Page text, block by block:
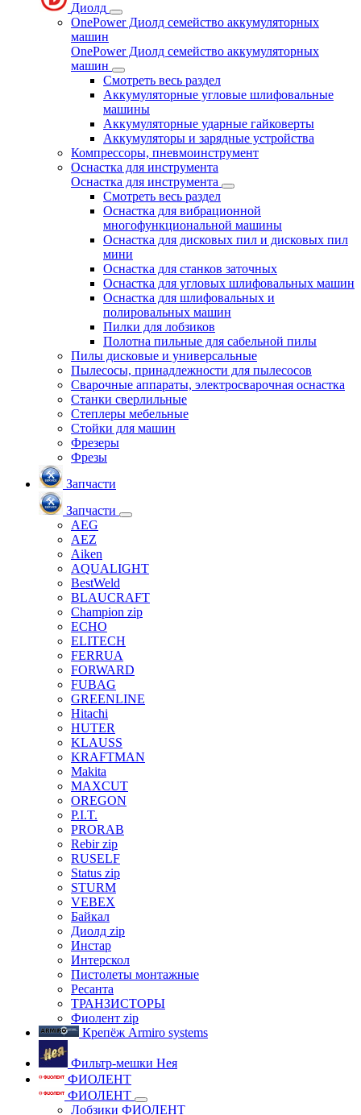
Диолд
OnePower Диолд семейство аккумуляторных
машин
OnePower Диолд семейство аккумуляторных
машин
Смотреть весь раздел
Аккумуляторные угловые шлифовальные
машины
Аккумуляторные ударные гайковерты
Аккумуляторы и зарядные устройства
Компрессоры, пневмоинструмент
Оснастка для инструмента
Оснастка для инструмента
Смотреть весь раздел
Оснастка для вибрационной
многофункциональной машины
Оснастка для дисковых пил и дисковых пил
мини
Оснастка для станков заточных
Оснастка для угловых шлифовальных машин
Оснастка для шлифовальных и
полировальных машин
Пилки для лобзиков
Полотна пильные для сабельной пилы
Пилы дисковые и универсальные
Пылесосы, принадлежности для пылесосов
Сварочные аппараты, электросварочная оснастка
Станки сверлильные
Степлеры мебельные
Стойки для машин
Фрезеры
Фрезы
Запчасти
Запчасти
AEG
AEZ
Aiken
AQUALIGHT
BestWeld
BLAUCRAFT
Champion zip
ECHO
ELITECH
FERRUA
FORWARD
FUBAG
GREENLINE
Hitachi
HUTER
KLAUSS
KRAFTMAN
Makita
MAXCUT
OREGON
P.I.T.
PRORAB
Rebir zip
RUSELF
Status zip
STURM
VEBEX
Байкал
Диолд zip
Инстар
Интерскол
Пистолеты монтажные
Ресанта
ТРАНЗИСТОРЫ
Фиолент zip
Крепёж Armiro systems
Фильтр-мешки Нея
ФИОЛЕНТ
ФИОЛЕНТ
Лобзики ФИОЛЕНТ